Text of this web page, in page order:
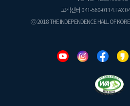
고객센터 041-560-0114. FAX
ⓒ 2018 THE INDEPENDENCE HALL OF